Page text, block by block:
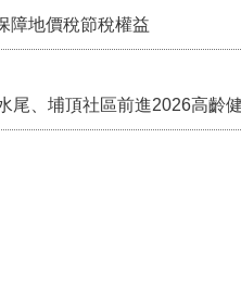
障地價稅節稅權益